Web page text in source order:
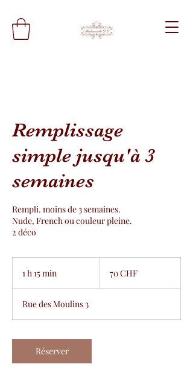
Remplissage
simple jusqu'à 3
semaines
Rempli. moins de 3 semaines.
Nude, French ou couleur pleine.
2 déco
1 h 15 min
m
i
suisses
70 CHF
Rue des Moulins 3
Réserver